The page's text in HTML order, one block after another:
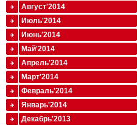
Август'2014
Июль'2014
Июнь'2014
Май'2014
Апрель'2014
Март'2014
Февраль'2014
Январь'2014
Декабрь'2013